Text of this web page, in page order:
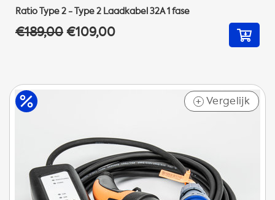
Ratio Type 2 - Type 2 Laadkabel 32A 1 fase
€189,00€109,00
+ Vergelijk